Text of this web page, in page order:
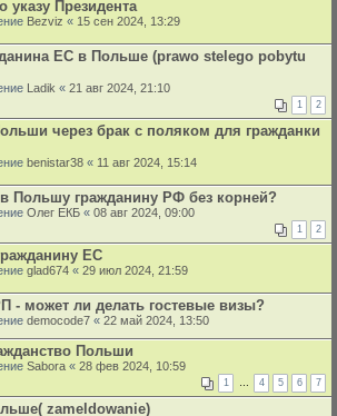
указу Президента
Bezviz « 15 сен 2024, 13:29
ЕС в Польше (prawo stelego pobytu
Ladik « 21 авг 2024, 21:10
1 2
через брак с поляком для гражданки
benistar38 « 11 авг 2024, 15:14
в Польшу гражданину РФ без корней?
Олег ЕКБ « 08 авг 2024, 09:00
1 2
ЕС
glad674 « 29 июл 2024, 21:59
- может ли делать гостевые визы?
democode7 « 22 май 2024, 13:50
Польши
Sabora « 28 фев 2024, 10:59
1 … 4 5 6 7
zameldowanie)